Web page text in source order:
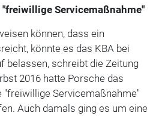
"freiwillige Servicemaßnahme"
können, dass ein
könnte es das KBA bei
belassen, schreibt die Zeitung
2016 hatte Porsche das
"freiwillige Servicemaßnahme"
Auch damals ging es um eine